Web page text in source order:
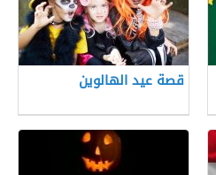
قصة عيد الهالوين